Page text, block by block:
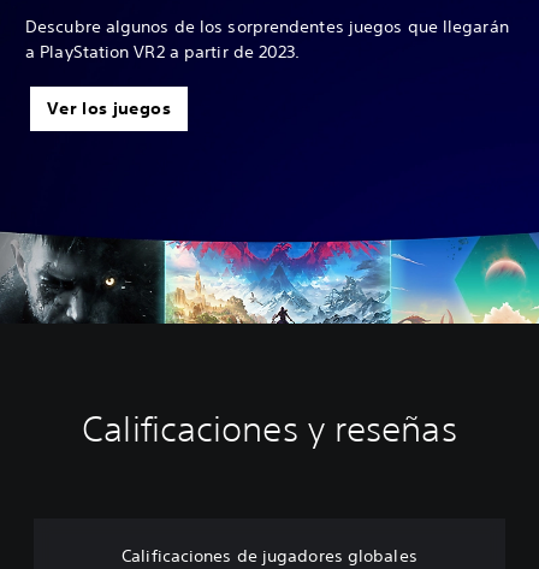
Descubre algunos de los sorprendentes juegos que llegarán
a PlayStation VR2 a partir de 2023.
Ver los juegos
Calificaciones y reseñas
Calificaciones de jugadores globales